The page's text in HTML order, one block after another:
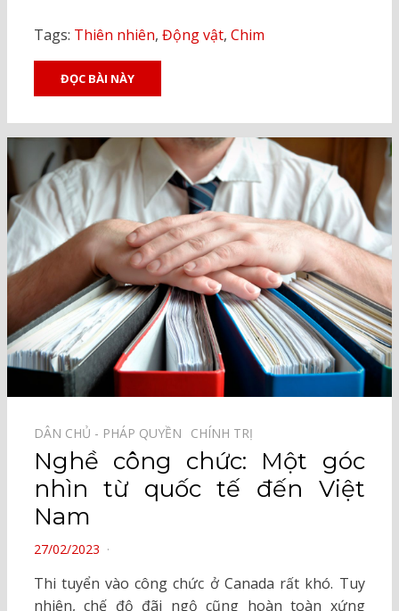
Tags: Thiên nhiên, Động vật, Chim
ĐỌC BÀI NÀY
DÂN CHỦ - PHÁP QUYỀN⠀ CHÍNH TRỊ⠀
Nghề công chức: Một góc
nhìn từ quốc tế đến Việt
Nam
POSTED
27/02/2023
Thi tuyển vào công chức ở Canada rất khó. Tuy
nhiên, chế độ đãi ngộ cũng hoàn toàn xứng